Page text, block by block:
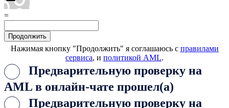
=
Нажимая кнопку "Продолжить" я соглашаюсь с правилами
сервиса, и политикой AML.
Предварительную проверку на
AML в онлайн-чате прошел(а)
Предварительную проверку на